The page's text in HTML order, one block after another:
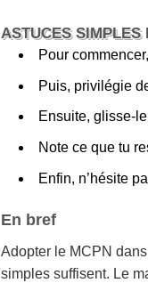
ASTUCES SIMPLES
Pour
Puis, privilégie
Ensuite, glisse-
Note ce que tu
Enfin, n’hésite
En bref
Adopter le MCPN
simples suffisent. Le